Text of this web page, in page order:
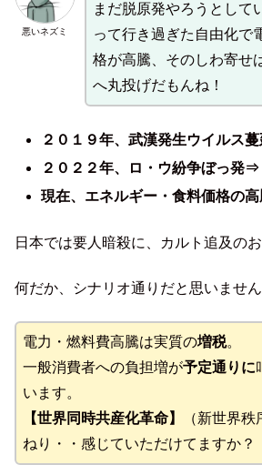
悪いネズミ
まだ脱原発やろうとして
って行き過ぎた自由化で
格が高騰、そのしわ寄せ
へ丸投げだもんね！
２０１９年、武漢発生ウイルス
２０２２年、ロ・ウ紛争ぼっ発⇒
現在、エネルギー・食料価格の高
日本では要人暗殺に、カルト追及のお
何だか、シナリオ通りだと思いません
電力・燃料費高騰は実質の増税。
一般消費者への負担増が予定通りに
います。
【世界同時共産化革命】
（新世界秩
ねり・・感じていただけてますか？